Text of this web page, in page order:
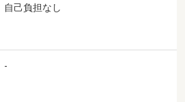
自己負担なし
-